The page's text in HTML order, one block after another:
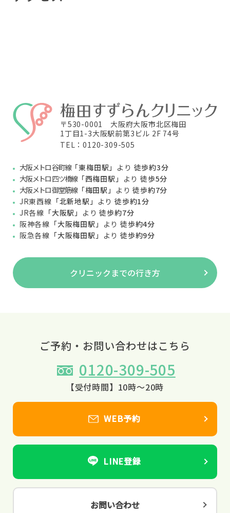
〒530-0001 大阪府大阪市北区梅田
1丁目1-3大阪駅前第3ビル 2F 74号
TEL：0120-309-505
大阪メトロ 谷町線「東梅田駅」 より 徒歩約3分
大阪メトロ 四ツ橋線「西梅田駅」 より徒歩5分
大阪メトロ 御堂筋線「梅田駅」 より徒歩約7分
JR東西線 「北新地駅」 より徒歩約1分
JR各線 「大阪駅」 より徒歩約7分
阪神各線 「大阪梅田駅」 より徒歩約4分
阪急各線 「大阪梅田駅」 より徒歩約9分
クリニックまでの行き方
ご予約・お問い合わせはこちら
0120-309-505
【受付時間】10時～20時
WEB予約
LINE登録
お問い合わせ